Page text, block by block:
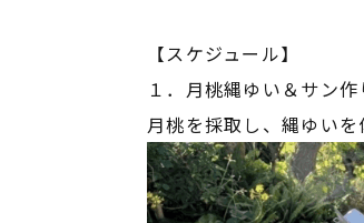
【スケジュール】
１．月桃縄ゆい＆サン
月桃を採取し、縄ゆい